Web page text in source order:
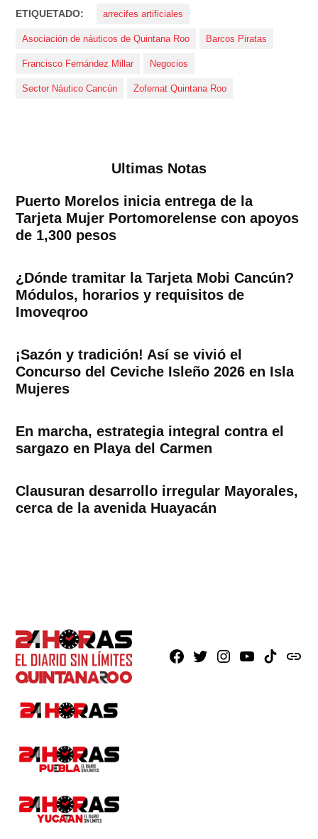
ETIQUETADO: arrecifes artificiales
Asociación de náuticos de Quintana Roo Barcos Piratas
Francisco Fernández Millar Negocios
Sector Náutico Cancún Zofemat Quintana Roo
Ultimas Notas
Puerto Morelos inicia entrega de la
Tarjeta Mujer Portomorelense con apoyos
de 1,300 pesos
¿Dónde tramitar la Tarjeta Mobi Cancún?
Módulos, horarios y requisitos de
Imoveqroo
¡Sazón y tradición! Así se vivió el
Concurso del Ceviche Isleño 2026 en Isla
Mujeres
En marcha, estrategia integral contra el
sargazo en Playa del Carmen
Clausuran desarrollo irregular Mayorales,
cerca de la avenida Huayacán
Facebook
X Instagram
YoutubeTikTokissuu